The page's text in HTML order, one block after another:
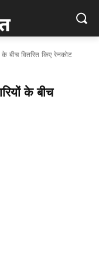
के बीच वितरित किए रेनकोट
के बीच